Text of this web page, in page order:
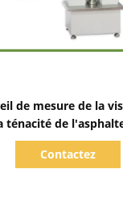
de mesure de la
ténacité de
pour le bitume et les
bitumineux
Contactez